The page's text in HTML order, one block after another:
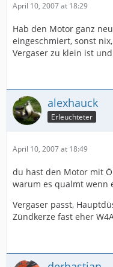
April 10, 2007 at 18:29
Hab den Motor ganz
eingeschmiert, sonst
Vergaser zu klein ist
alexhauck
Erleuchteter
April 10, 2007 at 18:49
du hast den Motor mit
warum es qualmt wenn
Vergaser passt,
Zündkerze fast eher